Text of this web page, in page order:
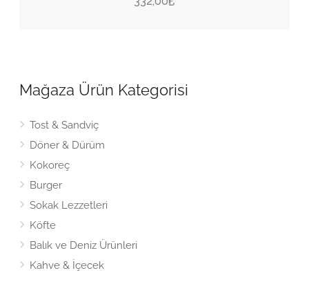
Mağaza Ürün Kategorisi
Tost & Sandviç
Döner & Dürüm
Kokoreç
Burger
Sokak Lezzetleri
Köfte
Balık ve Deniz Ürünleri
Kahve & İçecek